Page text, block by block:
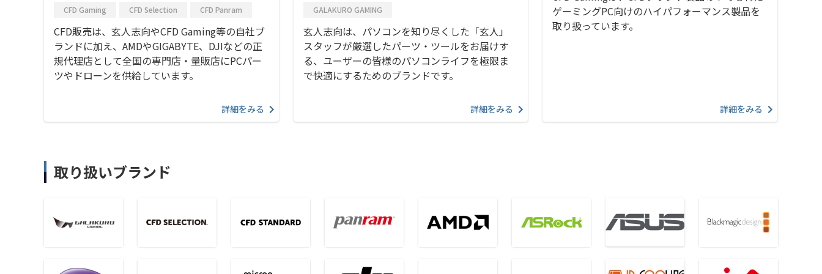
CFD Gaming CFD Selection CFD Panram
CFD販売は、玄人志向やCFD Gaming等の自社ブ
ランドに加え、AMDやGIGABYTE、DJIなどの正
規代理店として全国の専門店・量販店にPCパー
ツやドローンを供給しています。
詳細をみる
GALAKURO GAMING
玄人志向は、パソコンを知り尽くした「玄人」
スタッフが厳選したパーツ・ツールをお届けす
る、ユーザーの皆様のパソコンライフを極限ま
で快適にするためのブランドです。
詳細をみる
ゲーミングPC向けのハイパフォーマンス製品を
取り扱っています。
詳細をみる
取り扱いブランド